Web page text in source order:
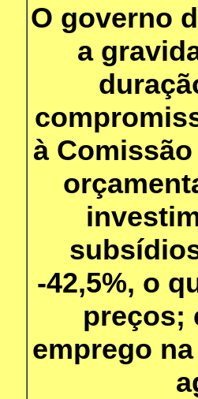
O governo
a
à
-42,5%, o
preços;
emprego